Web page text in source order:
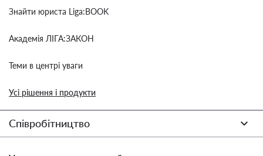
Знайти юриста Liga:BOOK
Академія ЛІГА:ЗАКОН
Теми в центрі уваги
Усі рішення і продукти
Співробітництво